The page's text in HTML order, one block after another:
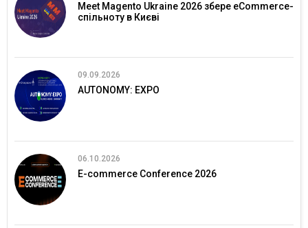
Meet Magento Ukraine 2026 збере eCommerce-
спільноту в Києві
09.09.2026
AUTONOMY: EXPO
06.10.2026
E-commerce Conference 2026